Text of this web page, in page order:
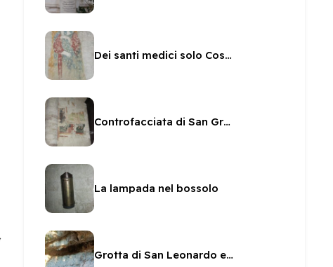
Dei santi medici solo Cosma
Controfacciata di San Gregorio - affreschi
La lampada nel bossolo
Grotta di San Leonardo ed affreschi